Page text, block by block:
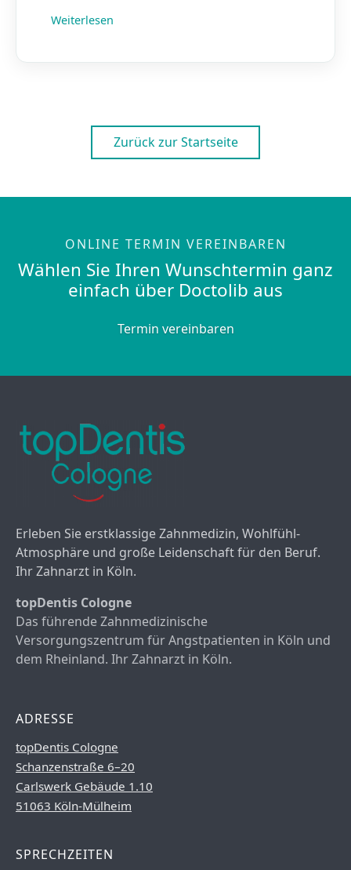
Weiterlesen
Zurück zur Startseite
ONLINE TERMIN VEREINBAREN
Wählen Sie Ihren Wunschtermin ganz
einfach über Doctolib aus
Termin vereinbaren
Erleben Sie erstklassige Zahnmedizin, Wohlfühl-
Atmosphäre und große Leidenschaft für den Beruf.
Ihr Zahnarzt in Köln.
topDentis Cologne
Das führende Zahnmedizinische
Versorgungszentrum für Angstpatienten in Köln und
dem Rheinland. Ihr Zahnarzt in Köln.
ADRESSE
topDentis Cologne
Schanzenstraße 6–20
Carlswerk Gebäude 1.10
51063 Köln-Mülheim
SPRECHZEITEN